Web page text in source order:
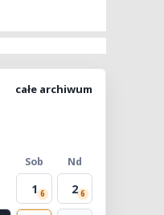
całe archiwum
Sob Nd
1 6 2 6